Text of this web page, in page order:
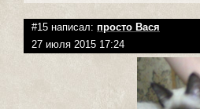
#15 написал: просто Вася
27 июля 2015 17:24